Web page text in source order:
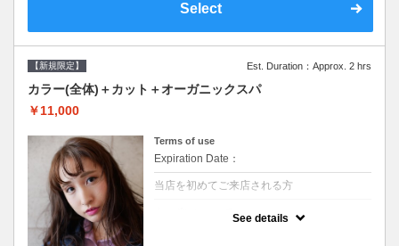
Select
【新規限定】 Est. Duration：Approx. 2 hrs
カラー(全体)＋カット＋オーガニックスパ
￥11,000
Terms of use
Expiration Date：
当店を初めてご来店される方
See details